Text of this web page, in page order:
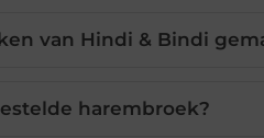
van Hindi & Bindi
harembroek?